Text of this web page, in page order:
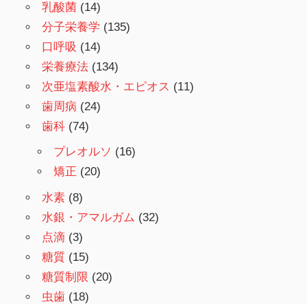
乳酸菌 (14)
分子栄養学 (135)
口呼吸 (14)
栄養療法 (134)
次亜塩素酸水・エピオス (11)
歯周病 (24)
歯科 (74)
プレオルソ (16)
矯正 (20)
水素 (8)
水銀・アマルガム (32)
点滴 (3)
糖質 (15)
糖質制限 (20)
虫歯 (18)